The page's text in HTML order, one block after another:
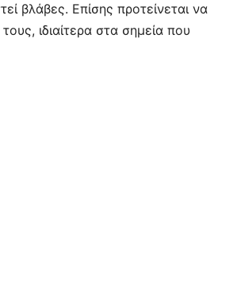
βλάβες. Επίσης προτείνεται να
ιδιαίτερα στα σημεία που